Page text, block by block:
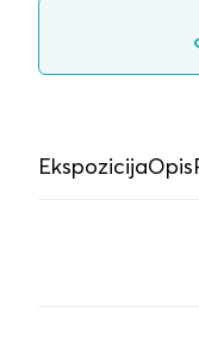
EkspozicijaOpis